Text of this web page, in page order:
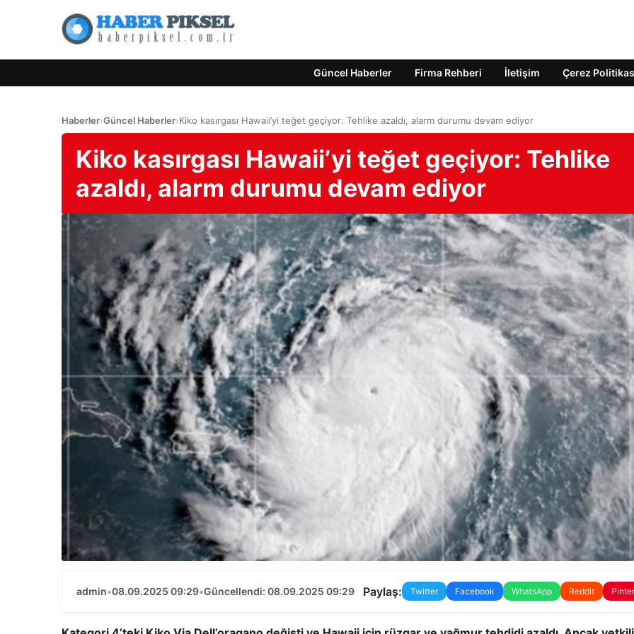
Güncel Haberler Firma Rehberi İletişim Çerez
Haberler›Güncel Haberler›Kiko kasırgası Hawaii’yi teğet geçiyor: Tehlike azaldı, alarm durumu devam ediyor
Kiko kasırgası Hawaii’yi teğet geçiyor: Tehlike
azaldı, alarm durumu devam ediyor
admin•08.09.2025 09:29•Güncellendi: 08.09.2025 09:29 Paylaş: Twitter Facebook WhatsApp Reddit